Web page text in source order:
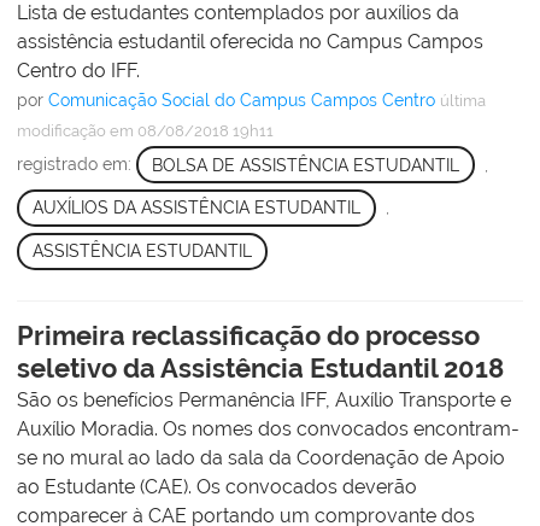
Lista de estudantes contemplados por auxílios da
assistência estudantil oferecida no Campus Campos
Centro do IFF.
por Comunicação Social do Campus Campos Centro última
modificação em 08/08/2018 19h11
registrado em: BOLSA DE ASSISTÊNCIA ESTUDANTIL
AUXÍLIOS DA ASSISTÊNCIA ESTUDANTIL ,
ASSISTÊNCIA ESTUDANTIL
Primeira reclassificação do processo
seletivo da Assistência Estudantil 2018
São os benefícios Permanência IFF, Auxílio Transporte e
Auxílio Moradia. Os nomes dos convocados encontram-
se no mural ao lado da sala da Coordenação de Apoio
ao Estudante (CAE). Os convocados deverão
comparecer à CAE portando um comprovante dos